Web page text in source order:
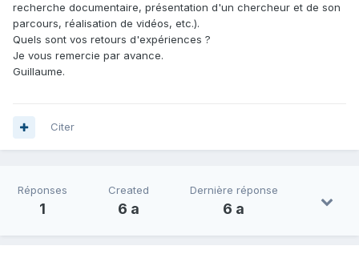
recherche documentaire, présentation d'un chercheur et de son
parcours, réalisation de vidéos, etc.).
Quels sont vos retours d'expériences ?
Je vous remercie par avance.
Guillaume.
Citer
Réponses
1
Created
6 a
Dernière réponse
6 a